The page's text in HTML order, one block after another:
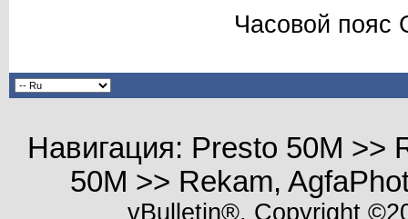
Часовой пояс
Навигация: Presto 50M >>
50M >> Rekam,
vBulletin®, Copyright